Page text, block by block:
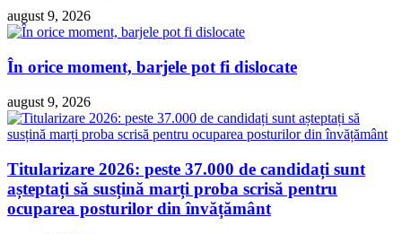
august 9, 2026
În orice moment, barjele pot fi dislocate
august 9, 2026
Titularizare 2026: peste 37.000 de candidați sunt
așteptați să susțină marți proba scrisă pentru
ocuparea posturilor din învățământ